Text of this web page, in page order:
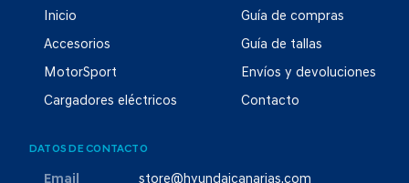
Inicio
Accesorios
MotorSport
Cargadores eléctricos
Guía de compras
Guía de tallas
Envíos y devoluciones
Contacto
DATOS DE CONTACTO
Email store@hyundaicanarias.com